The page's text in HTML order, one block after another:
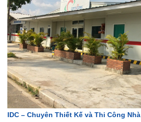
IDC – Chuyên Thiết Kế và Thi Công